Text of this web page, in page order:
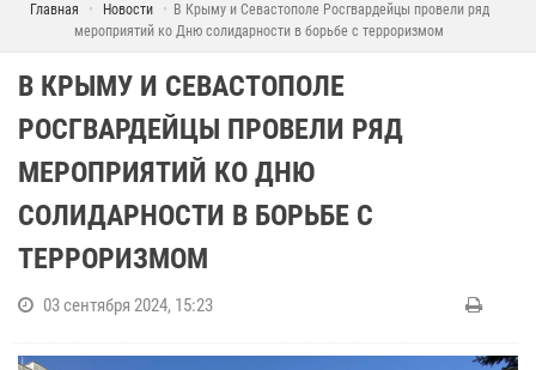
Главная Новости
В Крыму и Севастополе Росгвардейцы провели ряд
мероприятий ко Дню солидарности в борьбе с терроризмом
В КРЫМУ И СЕВАСТОПОЛЕ
РОСГВАРДЕЙЦЫ ПРОВЕЛИ РЯД
МЕРОПРИЯТИЙ КО ДНЮ
СОЛИДАРНОСТИ В БОРЬБЕ С
ТЕРРОРИЗМОМ
03 сентября 2024, 15:23